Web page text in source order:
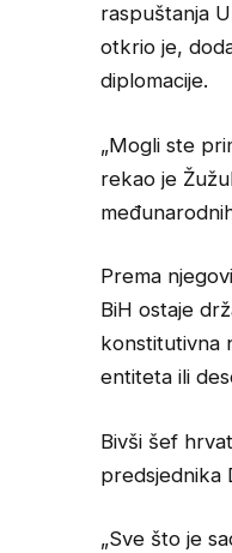
raspuštanja
otkrio je,
diplomacije.
„Mogli ste
rekao je
Prema
BiH ostaje
konstitutivna
entiteta ili
Bivši šef
predsjednika
„Sve što je